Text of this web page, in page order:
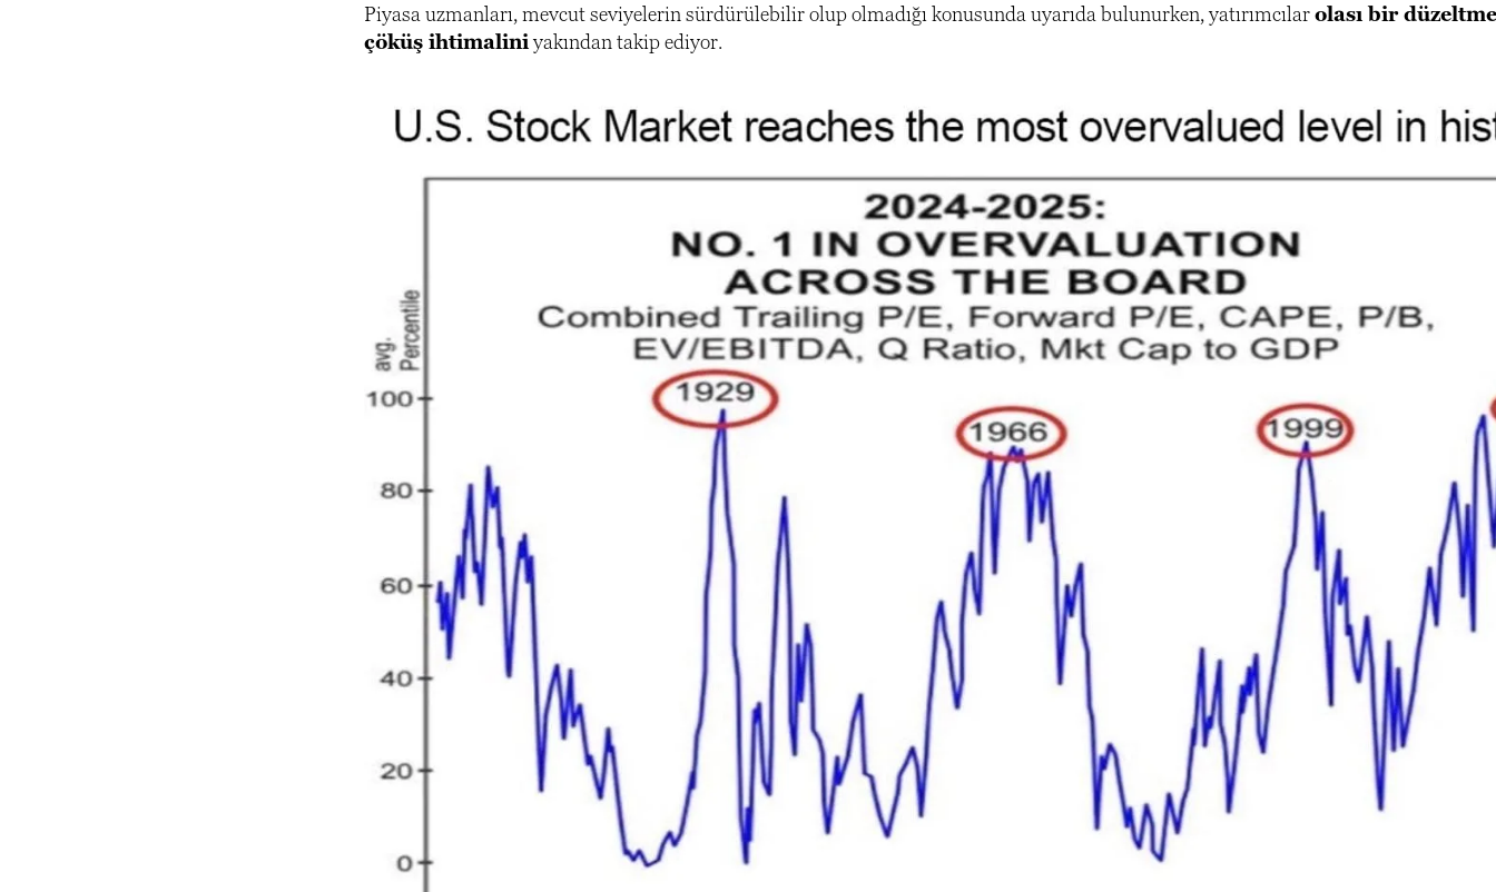
Piyasa uzmanları, mevcut seviyelerin sürdürülebilir olup olmadığı konusunda uyarıda bulunurken, yatırımcılarolası bir
çöküş ihtimalini yakından takip ediyor.